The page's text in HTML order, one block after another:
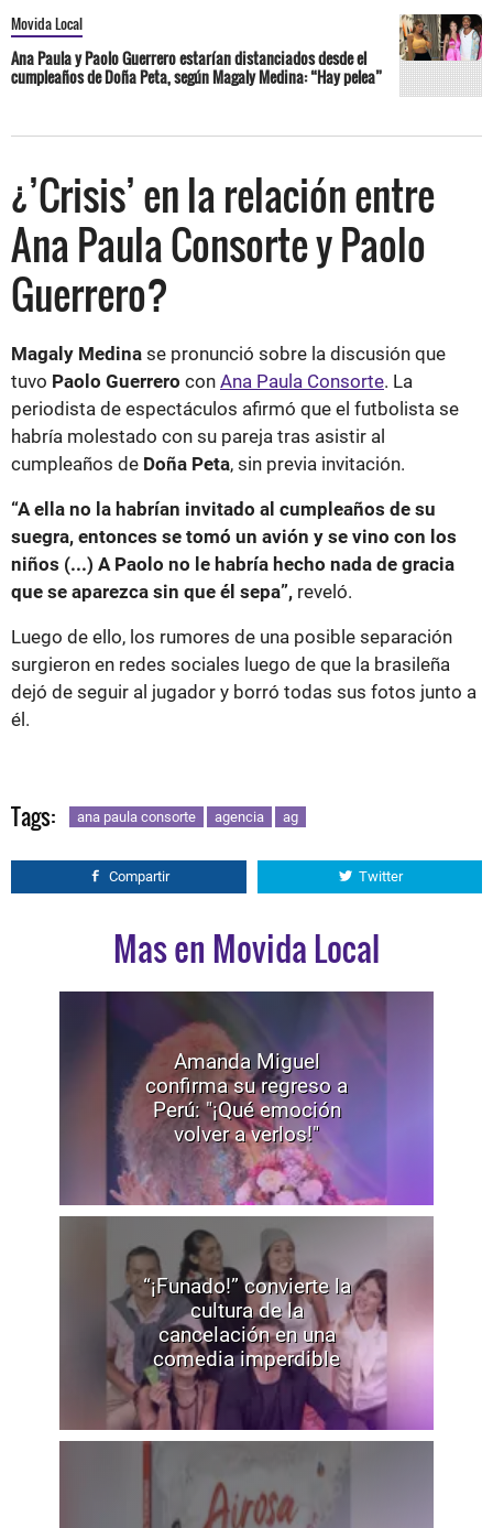
Movida Local
Ana Paula y Paolo Guerrero estarían distanciados desde el
cumpleaños de Doña Peta, según Magaly Medina: “Hay pelea”
¿’Crisis’ en la relación entre
Ana Paula Consorte y Paolo
Guerrero?
Magaly Medina se pronunció sobre la discusión que
tuvo Paolo Guerrero con Ana Paula Consorte. La
periodista de espectáculos afirmó que el futbolista se
habría molestado con su pareja tras asistir al
cumpleaños de Doña Peta, sin previa invitación.
“A ella no la habrían invitado al cumpleaños de su
suegra, entonces se tomó un avión y se vino con los
niños (...) A Paolo no le habría hecho nada de gracia
que se aparezca sin que él sepa”, reveló.
Luego de ello, los rumores de una posible separación
surgieron en redes sociales luego de que la brasileña
dejó de seguir al jugador y borró todas sus fotos junto a
él.
Tags: ana paula consorte agencia ag
Compartir Twitter
Mas en Movida Local
Amanda Miguel
confirma su regreso a
Perú: "¡Qué emoción
volver a verlos!"
“¡Funado!” convierte la
cultura de la
cancelación en una
comedia imperdible